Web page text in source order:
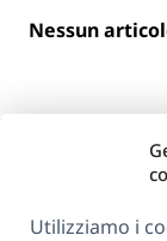
Utilizziamo i
Nessun